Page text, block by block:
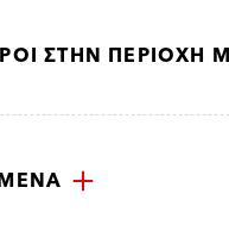
ΣΤΗΝ ΠΕΡΙΟΧΉ